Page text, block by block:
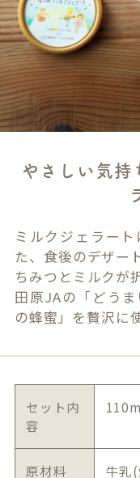
やさしい気持
ミルクジェラー
た、食後のデザー
ちみつとミルクが
田原JAの「どう
の蜂蜜」を贅沢に
セット内
容
原材料
牛乳